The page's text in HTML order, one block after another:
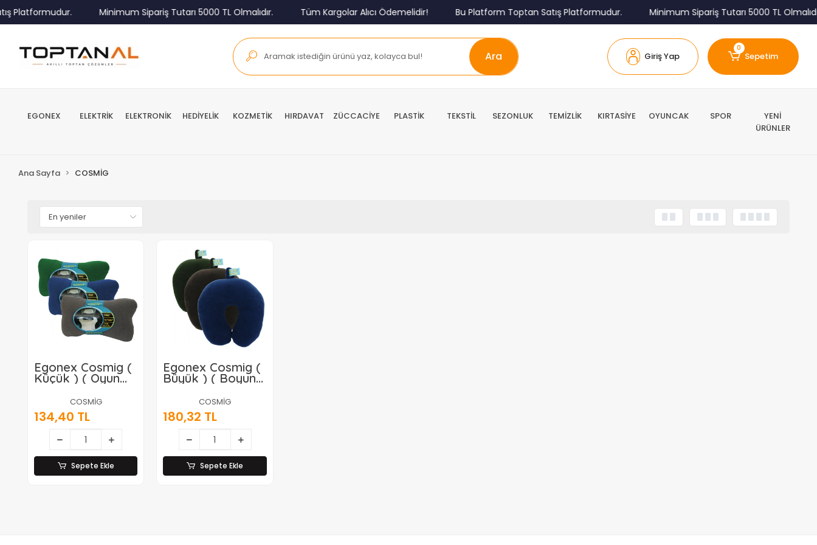
Platformudur. Minimum Sipariş Tutarı 5000 TL Olmalıdır. Tüm Kargolar Alıcı Ödemelidir! Bu Platform Toptan Satış Platformudur. Minimum Sipariş Tutarı 5000 TL
Ara Giriş Yap
0
Sepetim
EGONEX ELEKTRİK ELEKTRONİK HEDİYELİK KOZMETİK HIRDAVAT ZÜCCACİYE PLASTİK TEKSTİL SEZONLUK TEMİZLİK KIRTASİYE OYUNCAK SPOR
YENİ
ÜRÜNLER
Ana Sayfa COSMİG
Egonex Cosmig (
Küçük ) ( Oyun
Koltuk Geçmeli )
Seyahat Boyun
Yastık*100
COSMİG
134,40 TL
Sepete Ekle
Egonex Cosmig (
Büyük ) ( Boyuna
Seyahat Boyun
Yastık*50
COSMİG
180,32 TL
Sepete Ekle